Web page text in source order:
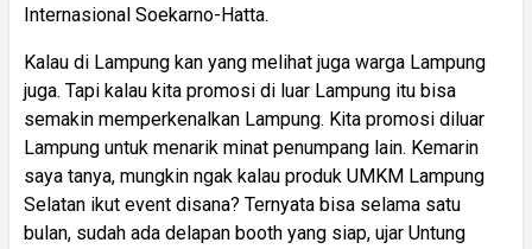
Internasional Soekarno-Hatta.
Kalau di Lampung kan yang melihat juga warga Lampung
juga. Tapi kalau kita promosi di luar Lampung itu bisa
semakin memperkenalkan Lampung. Kita promosi diluar
Lampung untuk menarik minat penumpang lain. Kemarin
saya tanya, mungkin ngak kalau produk UMKM Lampung
Selatan ikut event disana? Ternyata bisa selama satu
bulan, sudah ada delapan booth yang siap, ujar Untung